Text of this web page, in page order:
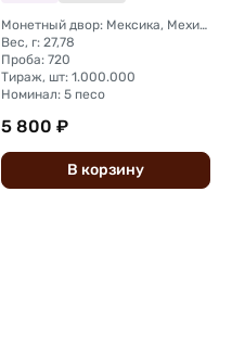
Монетный двор: Мексика, Мехико
Вес, г: 27,78
Проба: 720
Тираж, шт: 1.000.000
Номинал: 5 песо
5 800 ₽
В корзину